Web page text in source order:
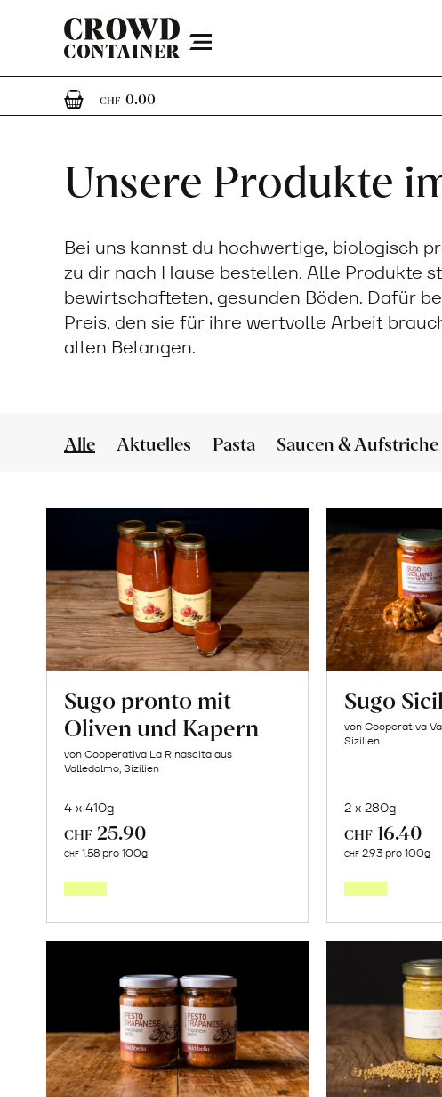
Menu
CHF 0.000 Artikel im Warenkorb
Unsere Produkte
Bei uns kannst du hochwertige, biologisch
zu dir nach Hause bestellen. Alle Produkte
bewirtschafteten, gesunden Böden. Dafür
Preis, den sie für ihre wertvolle Arbeit
allen Belangen.
Alle Aktuelles Pasta Saucen & Aufstriche
Sugo pronto mit
Oliven und Kapern
von Cooperativa La Rinascita aus
Valledolmo, Sizilien
4 x 410g
CHF 25.90
CHF 1.58 pro 100g
Sugo
von Cooperativa
Sizilien
2 x 280g
CHF 16.40
CHF 2.93 pro 100g